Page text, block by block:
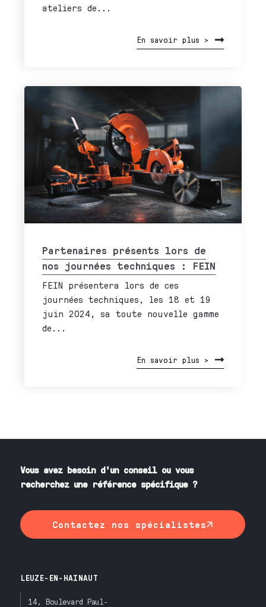
ateliers de...
En savoir plus >
Partenaires présents lors de
nos journées techniques : FEIN
FEIN présentera lors de ces
journées techniques, les 18 et 19
juin 2024, sa toute nouvelle gamme
de...
En savoir plus >
Vous avez besoin d'un conseil ou vous
recherchez une référence spécifique ?
Contactez nos spécialistes
LEUZE-EN-HAINAUT
14, Boulevard Paul-